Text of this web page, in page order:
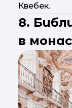
Квебек.
8.
в